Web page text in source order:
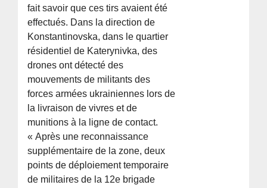
fait savoir que ces tirs avaient été
effectués. Dans la direction de
Konstantinovska, dans le quartier
résidentiel de Katerynivka, des
drones ont détecté des
mouvements de militants des
forces armées ukrainiennes lors de
la livraison de vivres et de
munitions à la ligne de contact.
« Après une reconnaissance
supplémentaire de la zone, deux
points de déploiement temporaire
de militaires de la 12e brigade